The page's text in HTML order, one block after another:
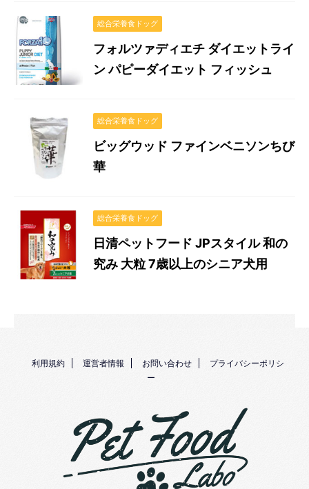
総合栄養食ドッグ
フォルツァディエチ ダイエットライ
ン パピーダイエット フィッシュ
総合栄養食ドッグ
ビッグウッド ファインベニソンちび
華
総合栄養食ドッグ
日清ペットフード JPスタイル 和の
究み 大粒 7歳以上のシニア犬用
利用規約 運営者情報 お問い合わせ
プライバシーポリシ
ー